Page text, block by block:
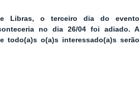
Libras, o terceiro dia do evento
no dia 26/04 foi adiado. A
todo(a)s o(a)s interessado(a)s serão